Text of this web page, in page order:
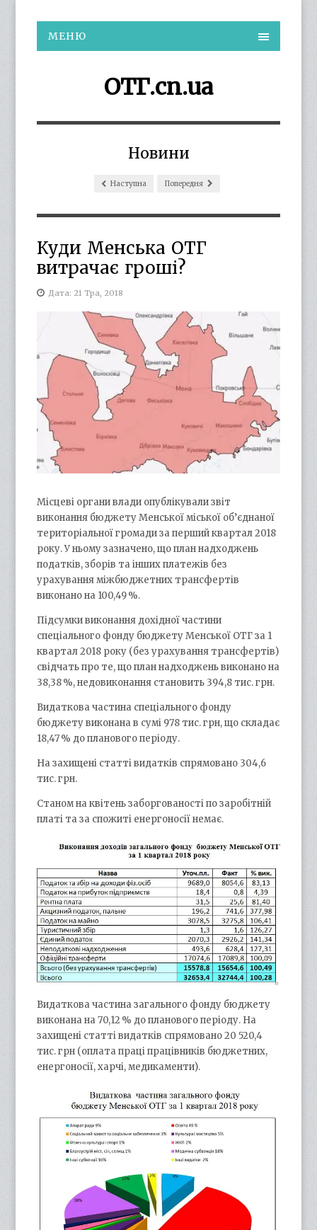
МЕНЮ
ОТГ.cn.ua
Новини
Наступна Попередня
Куди Менська ОТГ
витрачає гроші?
Дата: 21 Тра, 2018
Місцеві органи влади опублікували звіт
виконання бюджету Менської міської об’єднаної
територіальної громади за перший квартал 2018
року. У ньому зазначено, що план надходжень
податків, зборів та інших платежів без
урахування міжбюджетних трансфертів
виконано на 100,49 %.
Підсумки виконання дохідної частини
спеціального фонду бюджету Менської ОТГ за 1
квартал 2018 року (без урахування трансфертів)
свідчать про те, що план надходжень виконано на
38,38 %, недовиконання становить 394,8 тис. грн.
Видаткова частина спеціального фонду
бюджету виконана в сумі 978 тис. грн, що складає
18,47 % до планового періоду.
На захищені статті видатків спрямовано 304,6
тис. грн.
Станом на квітень заборгованості по заробітній
платі та за спожиті енергоносії немає.
Видаткова частина загального фонду бюджету
виконана на 70,12 % до планового періоду. На
захищені статті видатків спрямовано 20 520,4
тис. грн (оплата праці працівників бюджетних,
енергоносії, харчі, медикаменти).